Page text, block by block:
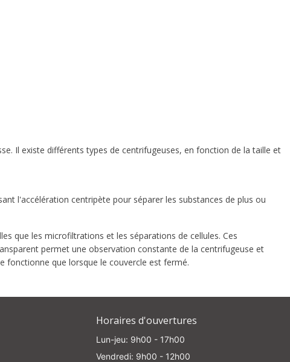
Il existe différents types de centrifugeuses, en fonction de la taille et
l'accélération centripète pour séparer les substances de plus ou
que les microfiltrations et les séparations de cellules. Ces
permet une observation constante de la centrifugeuse et
fonctionne que lorsque le couvercle est fermé.
Horaires d'ouvertures
Lun-jeu: 9h00 - 17h00
Vendredi: 9h00 - 12h00
and